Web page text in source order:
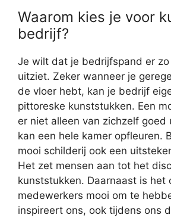
Waarom kies je voor
bedrijf?
Je wilt dat je bedrijfspand er
uitziet. Zeker wanneer je
de vloer hebt, kan je bedrijf
pittoreske kunststukken. Een
er niet alleen van zichzelf goed
kan een hele kamer opfleuren.
mooi schilderij ook een
Het zet mensen aan tot het
kunststukken. Daarnaast is het
medewerkers mooi om te
inspireert ons, ook tijdens ons